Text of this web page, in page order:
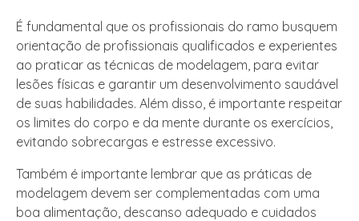
É fundamental que os profissionais do ramo busquem
orientação de profissionais qualificados e experientes
ao praticar as técnicas de modelagem, para evitar
lesões físicas e garantir um desenvolvimento saudável
de suas habilidades. Além disso, é importante respeitar
os limites do corpo e da mente durante os exercícios,
evitando sobrecargas e estresse excessivo.
Também é importante lembrar que as práticas de
modelagem devem ser complementadas com uma
boa alimentação, descanso adequado e cuidados